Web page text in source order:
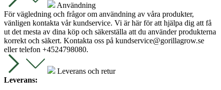
Användning
För vägledning och frågor om användning av våra produkter,
vänligen kontakta vår kundservice. Vi är här för att hjälpa dig att få
ut det mesta av dina köp och säkerställa att du använder produkterna
korrekt och säkert. Kontakta oss på kundservice@gorillagrow.se
eller telefon +4524798080.
Leverans och retur
Leverans: